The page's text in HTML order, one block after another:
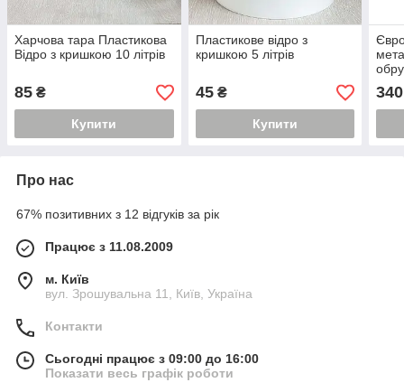
Харчова тара Пластикова
Відро з кришкою 10 літрів
85 ₴
Купити
Пластикове відро з
кришкою 5 літрів
45₴
Купити
340
Про нас
67% позитивних з 12 відгуків за рік
Працює з 11.08.2009
м. Київ
вул. Зрошувальна 11, Київ, Україна
Контакти
Сьогодні працює з 09:00 до 16:00
Показати весь графік роботи